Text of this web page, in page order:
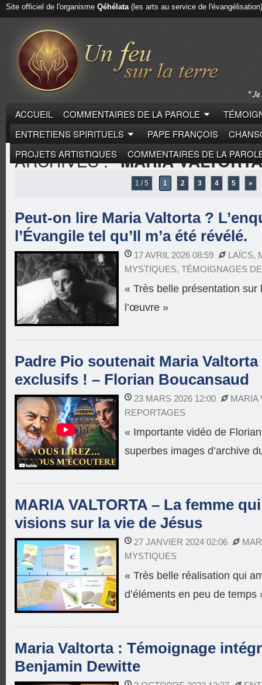
Site officiel de l'organisme Qéhélata(les arts au service de l'évangélisation)
ACCUEIL COMMENTAIRES DE LA PAROLE
ENTRETIENS SPIRITUELS
PAPE FRANÇOIS
PROJETS ARTISTIQUES
COMMENTAIRES DE LA
ARCHIVES :"MARIA
1 / 5 1 2 3 4 5 »
Peut-on lire Maria Valtorta ?
l’Évangile tel qu’Il m’a été révélé.
17 AVRIL 2026 08:59 LAÏCS,
MYSTIQUES, TÉMOIGNAGES
« Très belle présentation sur
l’œuvre »
Padre Pio soutenait Maria
exclusifs ! – Florian Boucansaud
23 MARS 2026 12:00
MARIA
REPORTAGES
« Importante vidéo de
superbes images d’archive
MARIA VALTORTA – La femme
visions sur la vie de Jésus
27 JANVIER 2024 02:06
MYSTIQUES
« Très belle réalisation qui
d’éléments en peu de temps
Maria Valtorta : Témoignage
Benjamin Dewitte